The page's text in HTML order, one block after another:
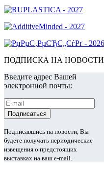
ПОДПИСКА НА НОВОСТИ
Введите адрес Вашей
электронной почты:
Подписавшись на новости, Вы
будете получать периодические
извещения о предстоящих
выставках на ваш e-mail.